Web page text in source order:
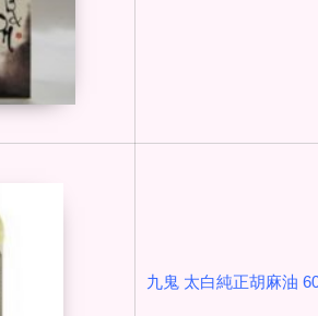
九鬼 太白純正胡麻油